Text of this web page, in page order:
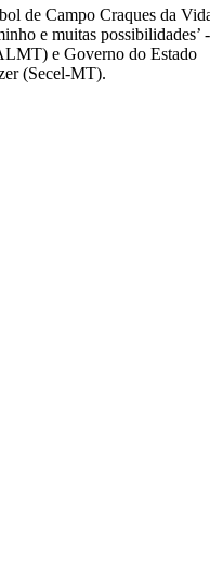
de Campo Craques da
e muitas possibilidades’
e Governo do Estado
(Secel-MT).